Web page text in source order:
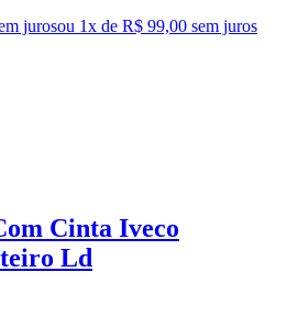
jurosou 1x de R$ 99,00 sem juros
Cinta Iveco
Ld